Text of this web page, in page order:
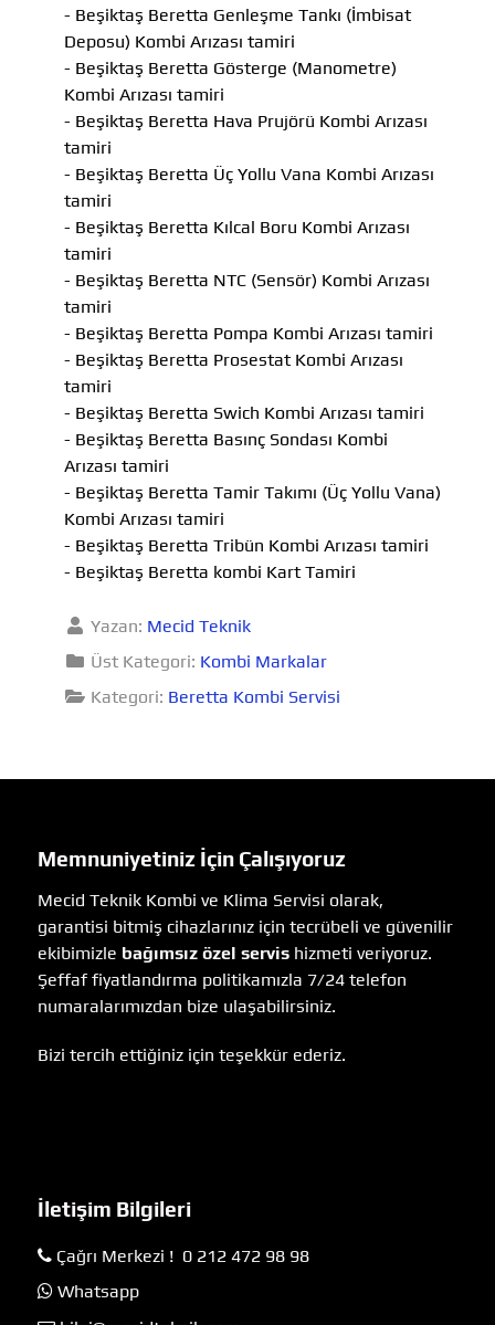
- Beşiktaş Beretta Genleşme Tankı (İmbisat
Deposu) Kombi Arızası tamiri
- Beşiktaş Beretta Gösterge (Manometre)
Kombi Arızası tamiri
- Beşiktaş Beretta Hava Prujörü Kombi Arızası
tamiri
- Beşiktaş Beretta Üç Yollu Vana Kombi Arızası
tamiri
- Beşiktaş Beretta Kılcal Boru Kombi Arızası
tamiri
- Beşiktaş Beretta NTC (Sensör) Kombi Arızası
tamiri
- Beşiktaş Beretta Pompa Kombi Arızası tamiri
- Beşiktaş Beretta Prosestat Kombi Arızası
tamiri
- Beşiktaş Beretta Swich Kombi Arızası tamiri
- Beşiktaş Beretta Basınç Sondası Kombi
Arızası tamiri
- Beşiktaş Beretta Tamir Takımı (Üç Yollu Vana)
Kombi Arızası tamiri
- Beşiktaş Beretta Tribün Kombi Arızası tamiri
- Beşiktaş Beretta kombi Kart Tamiri
Yazan: Mecid Teknik
Üst Kategori: Kombi Markalar
Kategori: Beretta Kombi Servisi
Memnuniyetiniz İçin Çalışıyoruz
Mecid Teknik Kombi ve Klima Servisi olarak,
garantisi bitmiş cihazlarınız için tecrübeli ve güvenilir
ekibimizle bağımsız özel servis hizmeti veriyoruz.
Şeffaf fiyatlandırma politikamızla 7/24 telefon
numaralarımızdan bize ulaşabilirsiniz.
Bizi tercih ettiğiniz için teşekkür ederiz.
İletişim Bilgileri
Çağrı Merkezi ! 0 212 472 98 98
Whatsapp